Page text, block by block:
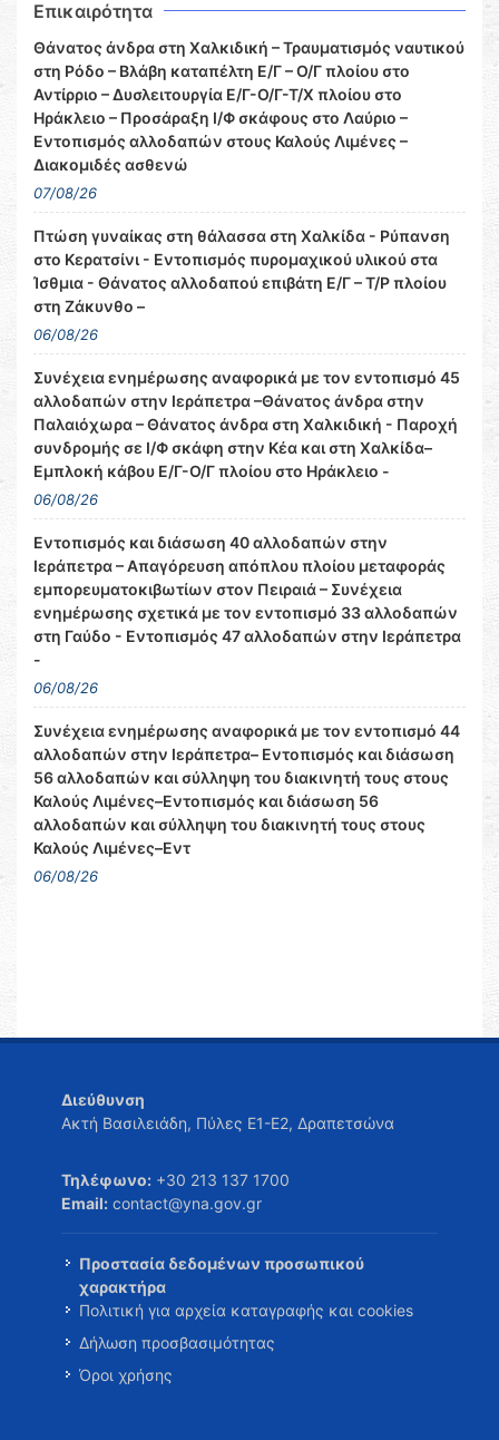
Επικαιρότητα
Θάνατος άνδρα στη Χαλκιδική – Τραυματισμός ναυτικού
στη Ρόδο – Βλάβη καταπέλτη Ε/Γ – Ο/Γ πλοίου στο
Αντίρριο – Δυσλειτουργία Ε/Γ-Ο/Γ-Τ/Χ πλοίου στο
Ηράκλειο – Προσάραξη Ι/Φ σκάφους στο Λαύριο –
Εντοπισμός αλλοδαπών στους Καλούς Λιμένες –
Διακομιδές ασθενώ
07/08/26
Πτώση γυναίκας στη θάλασσα στη Χαλκίδα - Ρύπανση
στο Κερατσίνι - Εντοπισμός πυρομαχικού υλικού στα
Ίσθμια - Θάνατος αλλοδαπού επιβάτη Ε/Γ – Τ/Ρ πλοίου
στη Ζάκυνθο –
06/08/26
Συνέχεια ενημέρωσης αναφορικά με τον εντοπισμό 45
αλλοδαπών στην Ιεράπετρα –Θάνατος άνδρα στην
Παλαιόχωρα – Θάνατος άνδρα στη Χαλκιδική - Παροχή
συνδρομής σε Ι/Φ σκάφη στην Κέα και στη Χαλκίδα–
Εμπλοκή κάβου Ε/Γ-Ο/Γ πλοίου στο Ηράκλειο -
06/08/26
Εντοπισμός και διάσωση 40 αλλοδαπών στην
Ιεράπετρα – Απαγόρευση απόπλου πλοίου μεταφοράς
εμπορευματοκιβωτίων στον Πειραιά – Συνέχεια
ενημέρωσης σχετικά με τον εντοπισμό 33 αλλοδαπών
στη Γαύδο - Εντοπισμός 47 αλλοδαπών στην Ιεράπετρα
-
06/08/26
Συνέχεια ενημέρωσης αναφορικά με τον εντοπισμό 44
αλλοδαπών στην Ιεράπετρα– Εντοπισμός και διάσωση
56 αλλοδαπών και σύλληψη του διακινητή τους στους
Καλούς Λιμένες–Εντοπισμός και διάσωση 56
αλλοδαπών και σύλληψη του διακινητή τους στους
Καλούς Λιμένες–Εντ
06/08/26
Διεύθυνση
Ακτή Βασιλειάδη, Πύλες Ε1-Ε2, Δραπετσώνα
Τηλέφωνο: +30 213 137 1700
Email: contact@yna.gov.gr
Προστασία δεδομένων προσωπικού
χαρακτήρα
Πολιτική για αρχεία καταγραφής και cookies
Δήλωση προσβασιμότητας
Όροι χρήσης